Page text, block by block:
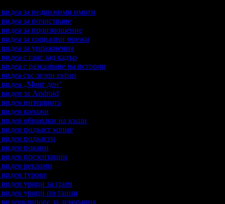
видеа за недвижими имоти
видеа за почистване
видеа за произношение
видеа за социални мрежи
видеа за упражнения
видеа с глас зад кадър
видеа с разказване на истории
видеа със зелен екран
видеа „Моят ден“
видео за Android
видео интервюта
видео колажи
видео обиколки на къщи
видео подкаст копие
видео подкасти
видео покани
видео презентации
видео реклами
видео турове
видео уроци за грим
видео уроци по танци
видеоклипове за декорация